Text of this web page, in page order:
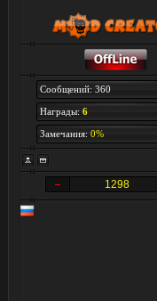
Сообщений: 360
Награды: 6
Замечания: 0%
1298